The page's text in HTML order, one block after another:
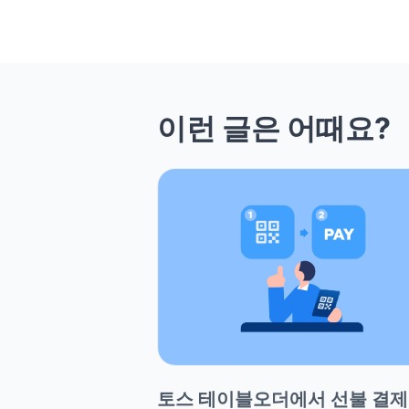
이런 글은 어때요?
토스 테이블오더에서 선불 결